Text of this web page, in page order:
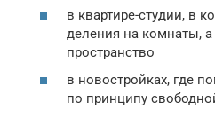
в квартире-студии, в
деления на комнаты,
пространство
в новостройках, где
по принципу